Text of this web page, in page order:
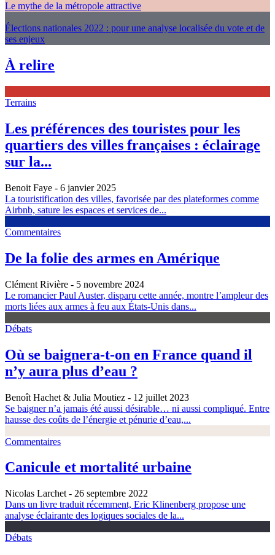
Le mythe de la métropole attractive
Élections nationales 2022 : pour une analyse localisée du vote et de
ses enjeux
À relire
Terrains
Les préférences des touristes pour les
quartiers des villes françaises : éclairage
sur la...
Benoit Faye - 6 janvier 2025
La touristification des villes, favorisée par des plateformes comme
Airbnb, sature les espaces et services de...
Commentaires
De la folie des armes en Amérique
Clément Rivière - 5 novembre 2024
Le romancier Paul Auster, disparu cette année, montre l’ampleur des
morts liées aux armes à feu aux États-Unis dans...
Débats
Où se baignera-t-on en France quand il
n’y aura plus d’eau ?
Benoît Hachet & Julia Moutiez - 12 juillet 2023
Se baigner n’a jamais été aussi désirable… ni aussi compliqué. Entre
hausse des coûts de l’énergie et pénurie d’eau,...
Commentaires
Canicule et mortalité urbaine
Nicolas Larchet - 26 septembre 2022
Dans un livre traduit récemment, Eric Klinenberg propose une
analyse éclairante des logiques sociales de la...
Débats